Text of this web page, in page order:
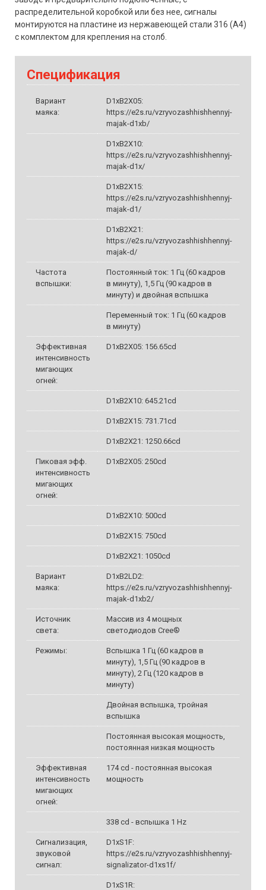
распределительной коробкой или без нее, сигналы
монтируются на пластине из нержавеющей стали 316 (A4)
с комплектом для крепления на столб.
Спецификация
Вариант
маяка:
D1xB2X05:
https://e2s.ru/vzryvozashhishhennyj-
majak-d1xb/
D1xB2X10:
https://e2s.ru/vzryvozashhishhennyj-
majak-d1x/
D1xB2X15:
https://e2s.ru/vzryvozashhishhennyj-
majak-d1/
D1xB2X21:
https://e2s.ru/vzryvozashhishhennyj-
majak-d/
Частота
вспышки:
Постоянный ток: 1 Гц (60 кадров
в минуту), 1,5 Гц (90 кадров в
минуту) и двойная вспышка
Переменный ток: 1 Гц (60 кадров
в минуту)
Эффективная
интенсивность
мигающих
огней:
D1xB2X05: 156.65cd
D1xB2X10: 645.21cd
D1xB2X15: 731.71cd
D1xB2X21: 1250.66cd
Пиковая эфф.
интенсивность
мигающих
огней:
D1xB2X05: 250cd
D1xB2X10: 500cd
D1xB2X15: 750cd
D1xB2X21: 1050cd
Вариант
маяка:
D1xB2LD2:
https://e2s.ru/vzryvozashhishhennyj-
majak-d1xb2/
Источник
света:
Массив из 4 мощных
светодиодов Cree®
Режимы:
Вспышка 1 Гц (60 кадров в
минуту), 1,5 Гц (90 кадров в
минуту), 2 Гц (120 кадров в
минуту)
Двойная вспышка, тройная
вспышка
Постоянная высокая мощность,
постоянная низкая мощность
Эффективная
интенсивность
мигающих
огней:
174 cd - постоянная высокая
мощность
338 cd - вспышка 1 Hz
Сигнализация,
звуковой
сигнал:
D1xS1F:
https://e2s.ru/vzryvozashhishhennyj-
signalizator-d1xs1f/
D1xS1R: